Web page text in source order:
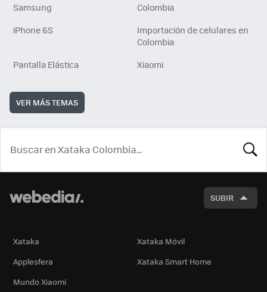
Samsung
Colombia
iPhone 6S
Importación de celulares en
Colombia
Pantalla Elástica
Xiaomi
VER MÁS TEMAS
SUBIR
Xataka
Xataka Móvil
Applesfera
Xataka Smart Home
Mundo Xiaomi